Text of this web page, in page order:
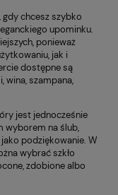
chcesz szybko
upominku.
ponieważ
jak i
dostępne są
wina, szampana,
jest jednocześnie
wyborem na ślub,
podziękowanie. W
wybrać szkło
zdobione albo